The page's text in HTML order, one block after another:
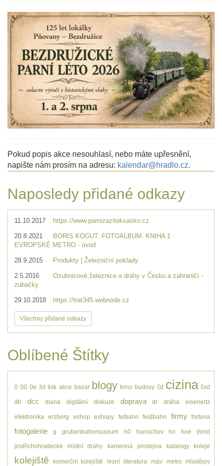
Pokud popis akce nesouhlasí, nebo máte upřesnění,
napište nám prosím na adresu: kalendar@hradlo.cz.
Naposledy přidané odkazy
11.10.2017 https://www.parnizaziteksasko.cz
20.8.2021
BORIS KOGUT. FOTOALBUM. KNIHA 1
EVROPSKÉ METRO - úvod
28.9.2015 Produkty | Železniční poklady
2.5.2016
Ozubnicové železnice a dráhy v Česku a zahraničí -
zubačky
29.10.2018 https://trat345.webnode.cz
Všechny přidané odkazy
Oblíbené Štítky
0 00 0e 3d tisk akce bazar blogy brno budovy čd cizina čsd
db dcc diana digitální diskuze doprava dr dráha eisenertz
elektronika erzberg eshop eshopy felbahn feldbahn firmy fortuna
fotogalerie g grubenbahnmuseum h0 harrachov ho hoe jhmd
jindřichohradecké místní dráhy kamenná prodejna katalogy koleje
kolejiště komerční kolejiště lesní literatura máv metro mladějov